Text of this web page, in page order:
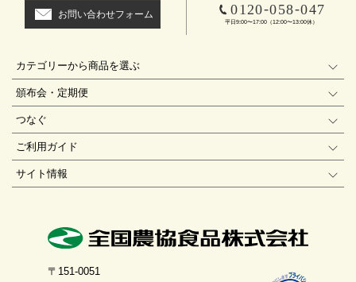
お問い合わせフォーム 0120-058-047
平日9:00〜17:00（12:00〜13:00休）
カテゴリーから商品を選ぶ
頒布会・定期便
つなぐ
ご利用ガイド
サイト情報
〒151-0051